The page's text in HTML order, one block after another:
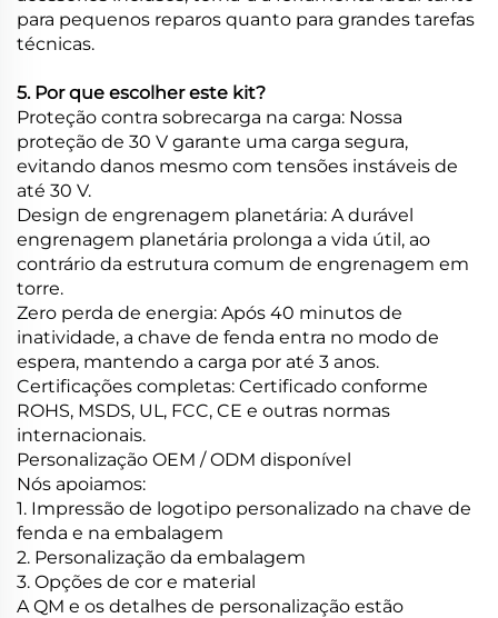
para pequenos reparos quanto para grandes tarefas
técnicas.
5. Por que escolher este kit?
Proteção contra sobrecarga na carga: Nossa
proteção de 30 V garante uma carga segura,
evitando danos mesmo com tensões instáveis de
até 30 V.
Design de engrenagem planetária: A durável
engrenagem planetária prolonga a vida útil, ao
contrário da estrutura comum de engrenagem em
torre.
Zero perda de energia: Após 40 minutos de
inatividade, a chave de fenda entra no modo de
espera, mantendo a carga por até 3 anos.
Certificações completas: Certificado conforme
ROHS, MSDS, UL, FCC, CE e outras normas
internacionais.
Personalização OEM / ODM disponível
Nós apoiamos:
1. Impressão de logotipo personalizado na chave de
fenda e na embalagem
2. Personalização da embalagem
3. Opções de cor e material
A QM e os detalhes de personalização estão